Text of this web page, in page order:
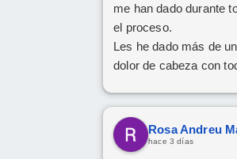
me han dado durante
el proceso.
Les he dado más de un
dolor de cabeza con
trámites, pero siempre
tenido una paciencia
increíble y un trato
hace 3 días